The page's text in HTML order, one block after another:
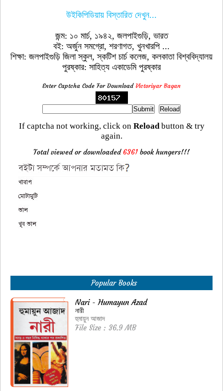
উইকিপিডিয়ায় বিস্তারিত দেখুন...
জন্ম: ১০ মার্চ, ১৯৪২, জলপাইগুড়ি, ভারত
বই: অর্জুন সমগ্রো, শরণাগত, খুনখারপি ...
শিক্ষা: জলপাইগুড়ি জিলা স্কুল, স্কটিশ চার্চ কলেজ, কলকাতা বিশ্ববিদ্যালয়
পুরষ্কার: সাহিত্য একাডেমি পুরষ্কার
Enter Captcha Code For Download Victoriyar Bagan
If captcha not working, click on Reloadbutton & try
again.
Total viewed or downloaded 6361 book hungers!!!
Popular Books
Nari - Humayun Azad
নারী
হুমায়ুন আজাদ
File Size : 36.9 MB